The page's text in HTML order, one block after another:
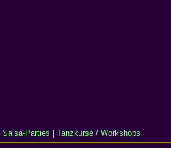
Salsa-Parties Tanzkurse / Workshops